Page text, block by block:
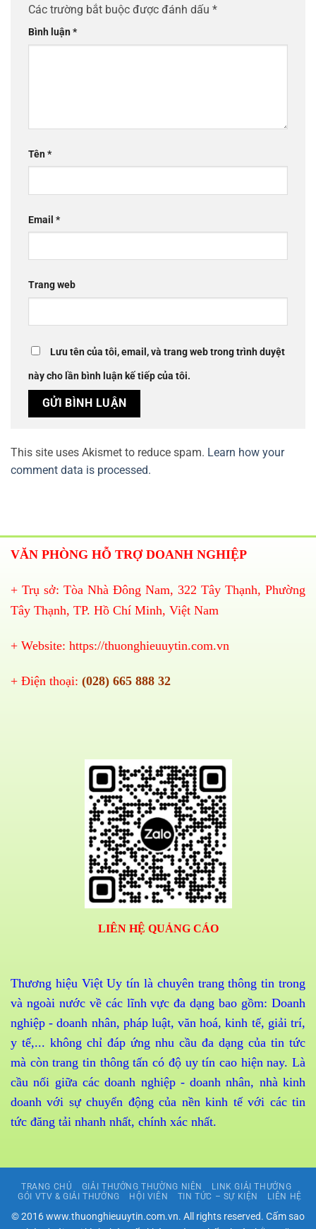
Các trường bắt buộc được đánh dấu *
Bình luận*
Tên*
Email *
Trang web
Lưu tên của tôi, email, và trang web trong trình duyệt
này cho lần bình luận kế tiếp của tôi.
This site uses Akismet to reduce spam. Learn how your
comment data is processed.
VĂN PHÒNG HỖ TRỢ DOANH NGHIỆP
+ Trụ sở: Tòa Nhà Đông Nam, 322 Tây Thạnh, Phường
Tây Thạnh, TP. Hồ Chí Minh, Việt Nam
+ Website: https://thuonghieuuytin.com.vn
+ Điện thoại: (028) 665 888 32
LIÊN HỆ QUẢNG CÁO
Thương hiệu Việt Uy tín là chuyên trang thông tin trong
và ngoài nước về các lĩnh vực đa dạng bao gồm: Doanh
nghiệp - doanh nhân, pháp luật, văn hoá, kinh tế, giải trí,
y tế,... không chỉ đáp ứng nhu cầu đa dạng của tin tức
mà còn trang tin thông tấn có độ uy tín cao hiện nay. Là
cầu nối giữa các doanh nghiệp - doanh nhân, nhà kinh
doanh với sự chuyển động của nền kinh tế với các tin
tức đăng tải nhanh nhất, chính xác nhất.
TRANG CHỦ GIẢI THƯỞNG THƯỜNG NIÊN
LINK GIẢI THƯỞNG
GÓI VTV & GIẢI THƯỞNG
HỘI VIÊN TIN TỨC – SỰ KIỆN LIÊN HỆ
© 2016 www.thuonghieuuytin.com.vn. All rights reserved. Cấm sao